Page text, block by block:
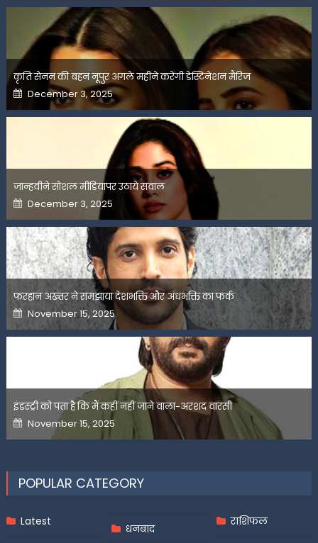
कृति सेनन की बहन नूपुर अगले महीने करेंगी डेस्टिनेशन मैरिज
Posted
on
December 3, 2025
जान्हवीने सोशल मीडियापर उठाये सवाल
Posted
on
December 3, 2025
फरहान अख्तर ने समझाया देशभक्ति और अंधभक्ति का फर्क
Posted
on
November 15, 2025
इंडस्ट्री को पता है कि मैं कहीं नहीं जाने वाला-अरशद वारसी
Posted
on
November 15, 2025
POPULAR CATEGORY
Latest
धनबाद
राशिफल